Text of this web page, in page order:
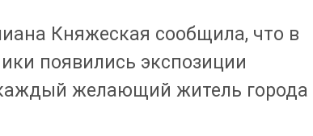
Княжеская сообщила, что в
появились экспозиции
желающий житель города